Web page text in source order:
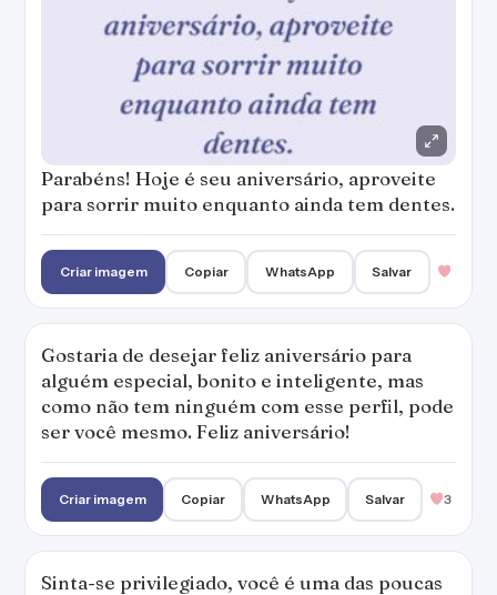
Parabéns! Hoje é seu aniversário, aproveite
para sorrir muito enquanto ainda tem dentes.
Criar imagem Copiar WhatsApp Salvar
Gostaria de desejar feliz aniversário para
alguém especial, bonito e inteligente, mas
como não tem ninguém com esse perfil, pode
ser você mesmo. Feliz aniversário!
Criar imagem Copiar WhatsApp Salvar 3
Sinta-se privilegiado, você é uma das poucas